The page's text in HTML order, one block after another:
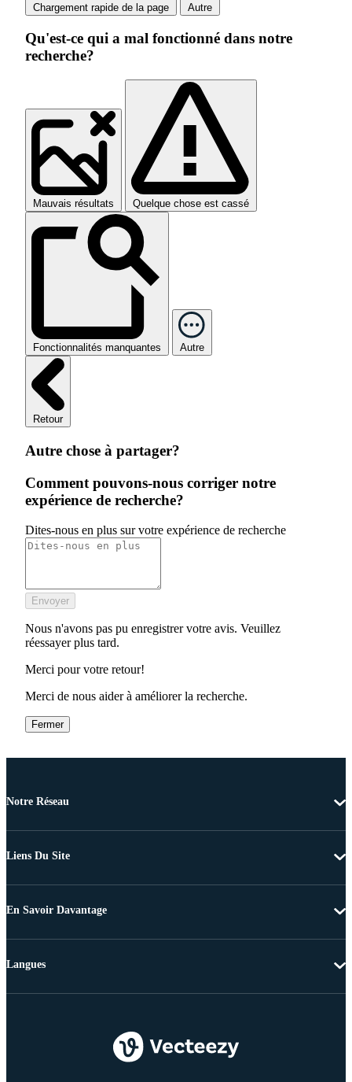
Chargement rapide de la page Autre
Qu'est-ce qui a mal fonctionné dans notre
recherche?
Mauvais résultats Quelque chose est cassé
Fonctionnalités manquantes Autre
Retour
Autre chose à partager?
Comment pouvons-nous corriger notre
expérience de recherche?
Dites-nous en plus sur votre expérience de recherche
Envoyer
Nous n'avons pas pu enregistrer votre avis. Veuillez
réessayer plus tard.
Merci pour votre retour!
Merci de nous aider à améliorer la recherche.
Fermer
Notre Réseau
Liens Du Site
En Savoir Davantage
Langues